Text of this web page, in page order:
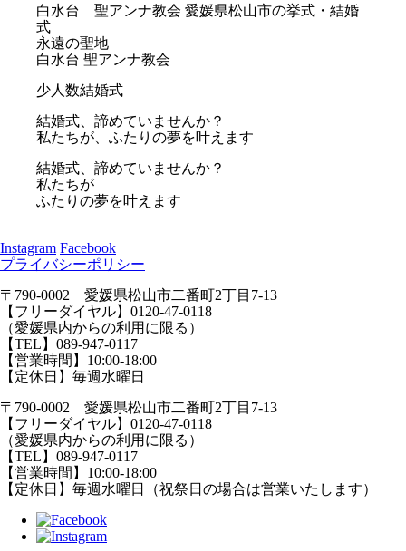
白水台 聖アンナ教会 愛媛県松山市の挙式・結婚
式
永遠の聖地
白水台 聖アンナ教会
少人数結婚式
結婚式、諦めていませんか？
私たちが、ふたりの夢を叶えます
結婚式、諦めていませんか？
私たちが
ふたりの夢を叶えます
Instagram Facebook
プライバシーポリシー
〒790-0002 愛媛県松山市二番町2丁目7-13
【フリーダイヤル】0120-47-0118
（愛媛県内からの利用に限る）
【TEL】089-947-0117
【営業時間】10:00-18:00
【定休日】毎週水曜日
〒790-0002 愛媛県松山市二番町2丁目7-13
【フリーダイヤル】0120-47-0118
（愛媛県内からの利用に限る）
【TEL】089-947-0117
【営業時間】10:00-18:00
【定休日】毎週水曜日（祝祭日の場合は営業いたします）